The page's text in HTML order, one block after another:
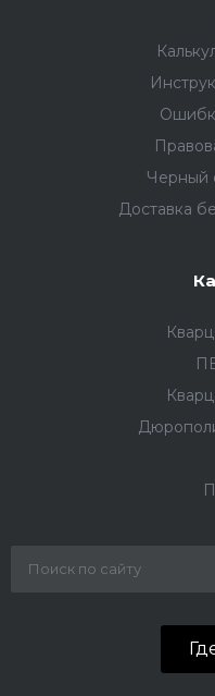
Черный
Доставка